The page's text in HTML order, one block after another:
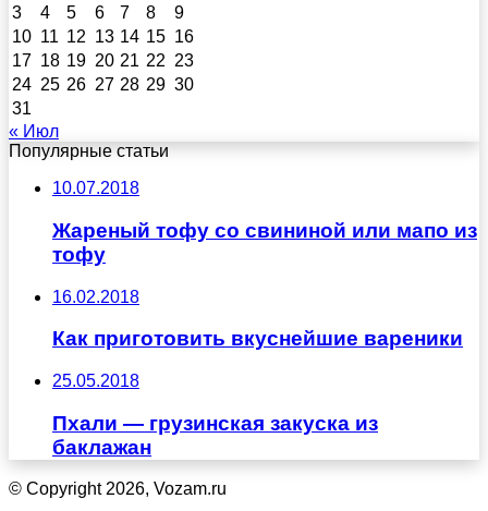
3
4 5 6 7 8
9
10 11 12 13 14 15 16
17 18 19 20 21 22 23
24 25 26 27 28 29 30
31
« Июл
Популярные статьи
10.07.2018
Жареный тофу со свининой или мапо из
тофу
16.02.2018
Как приготовить вкуснейшие вареники
25.05.2018
Пхали — грузинская закуска из
баклажан
© Copyright 2026, Vozam.ru